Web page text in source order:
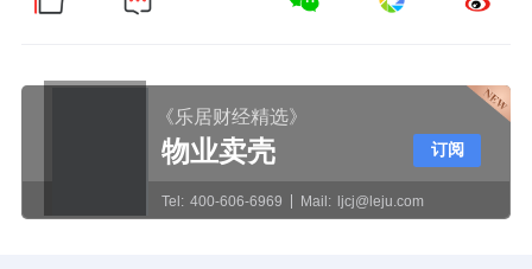
《乐居财经精选》
物业卖壳
Tel: 400-606-6969 Mail: ljcj@leju.com
订阅